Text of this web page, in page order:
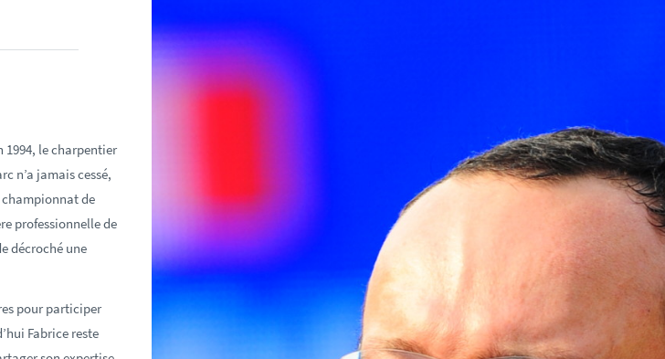
1994, le charpentier
n’a jamais cessé,
championnat de
professionnelle de
décroché une
pour participer
Fabrice reste